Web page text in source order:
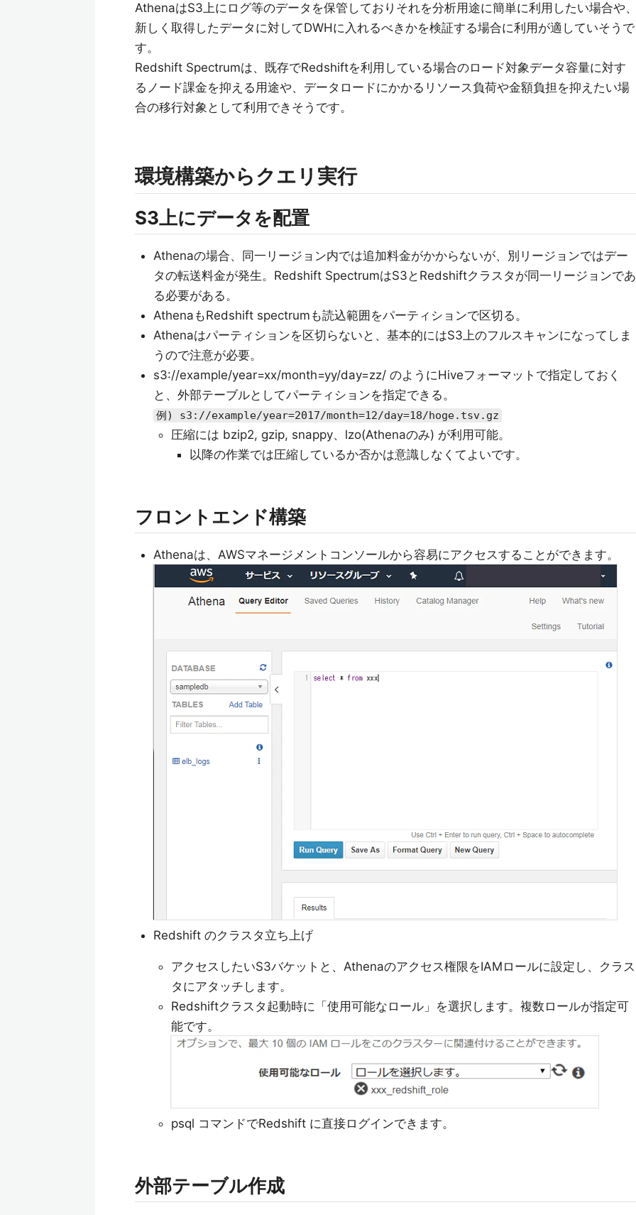
AthenaはS3上にログ等のデータを保管しておりそれを分析用途に簡単に利用したい場合や
新しく取得したデータに対してDWHに入れるべきかを検証する場合に利用が適していそうで
す。
Redshift Spectrumは、既存でRedshiftを利用している場合のロード対象データ容量に対す
るノード課金を抑える用途や、データロードにかかるリソース負荷や金額負担を抑えたい場
合の移行対象として利用できそうです。
環境構築からクエリ実行
S3上にデータを配置
Athenaの場合、同一リージョン内では追加料金がかからないが、別リージョンではデー
タの転送料金が発生。Redshift SpectrumはS3とRedshiftクラスタが同一リージョンであ
る必要がある。
AthenaもRedshift spectrumも読込範囲をパーティションで区切る。
Athenaはパーティションを区切らないと、基本的にはS3上のフルスキャンになってしま
うので注意が必要。
s3://example/year=xx/month=yy/day=zz/ のようにHiveフォーマットで指定しておく
と、外部テーブルとしてパーティションを指定できる。
例) s3://example/year=2017/month=12/day=18/hoge.tsv.gz
圧縮には bzip2, gzip, snappy、lzo(Athenaのみ) が利用可能。
以降の作業では圧縮しているか否かは意識しなくてよいです。
フロントエンド構築
Athenaは、AWSマネージメントコンソールから容易にアクセスすることができます。
Redshift のクラスタ立ち上げ
アクセスしたいS3バケットと、Athenaのアクセス権限をIAMロールに設定し、クラス
タにアタッチします。
Redshiftクラスタ起動時に「使用可能なロール」を選択します。複数ロールが指定可
能です。
psql コマンドでRedshift に直接ログインできます。
外部テーブル作成